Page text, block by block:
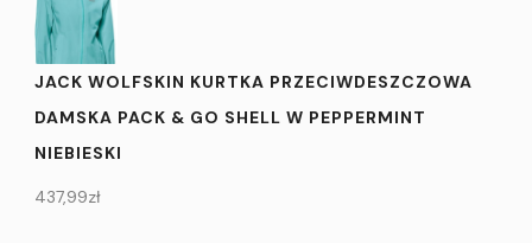
JACK WOLFSKIN KURTKA PRZECIWDESZCZOWA
DAMSKA PACK & GO SHELL W PEPPERMINT
NIEBIESKI
437,99zł